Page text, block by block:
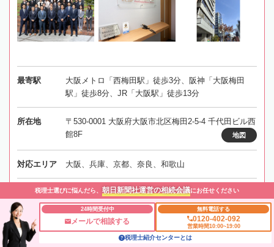
最寄駅
大阪メトロ「西梅田駅」徒歩3分、阪神「大阪梅田
駅」徒歩8分、JR「大阪駅」徒歩13分
所在地
〒530-0001 大阪府大阪市北区梅田2-5-4 千代田ビル西
館8F
地図
対応エリア 大阪、兵庫、京都、奈良、和歌山
事務所にメールする
税理士選びに悩んだら、 朝日新聞社運営の相続会議にお任せください
24時間受付中
メールで相談する
無料電話する
0120-402-092
営業時間10:00~19:00
税理士紹介センターとは